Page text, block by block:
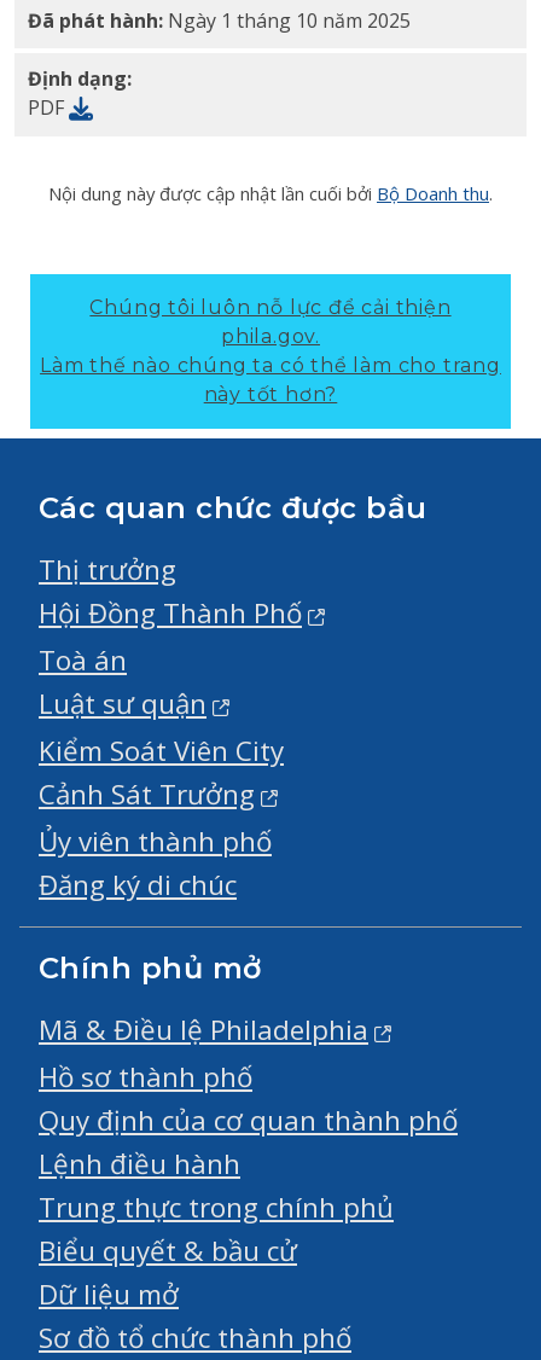
Đã phát hành: Ngày 1 tháng 10 năm 2025
Định dạng:
PDF
Nội dung này được cập nhật lần cuối bởi Bộ Doanh thu.
Chúng tôi luôn nỗ lực để cải thiện
phila.gov.
Làm thế nào chúng ta có thể làm cho trang
này tốt hơn?
Các quan chức được bầu
Thị trưởng
Hội Đồng Thành Phố
Toà án
Luật sư quận
Kiểm Soát Viên City
Cảnh Sát Trưởng
Ủy viên thành phố
Đăng ký di chúc
Chính phủ mở
Mã & Điều lệ Philadelphia
Hồ sơ thành phố
Quy định của cơ quan thành phố
Lệnh điều hành
Trung thực trong chính phủ
Biểu quyết & bầu cử
Dữ liệu mở
Sơ đồ tổ chức thành phố